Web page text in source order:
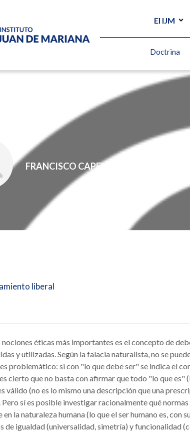
El IJM
Doctrina
FRANCISCO CAPELLA
liberal
nociones éticas más importantes es el concepto de
y utilizadas. Según la falacia naturalista, no se
problemático: si con "lo que debe ser" se indica el
cierto que no basta con afirmar que todo "lo que es"
válido (no es lo mismo una descripción que una
sí es posible investigar racionalmente qué
en la naturaleza humana (lo que el ser humano es,
de igualdad (universalidad, simetría) y funcionalidad